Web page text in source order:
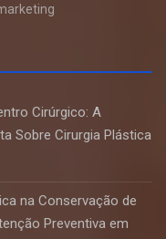
Cirúrgico: A
Sobre Cirurgia Plástica
na Conservação de
Preventiva em